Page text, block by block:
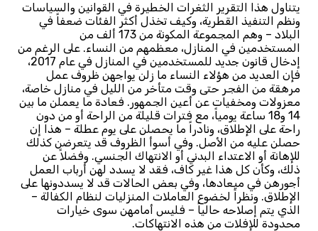
يتناول هذا التقرير الثغرات الخطيرة في القوانين والسياسات
ونظم التنفيذ القطرية، وكيف تخذل أكثر الفئات ضعفاً في
البلاد – وهم المجموعة المكونة من 173 ألف من
المستخدمين في المنازل، معظمهم من النساء. على الرغم من
إدخال قانون جديد للمستخدمين في المنازل في عام 2017،
فإن العديد من هؤلاء النساء ما زلن يواجهن ظروف عمل
مرهقة من الفجر حتى وقت متأخر من الليل في منازل خاصة،
معزولات ومخفيات عن أعين الجمهور. فعادة ما يعملن ما بين
14 و18 ساعة يومياً، مع فترات قليلة من الراحة أو من دون
راحة على الإطلاق، ونادراً ما يحصلن على يوم عطلة – هذا إن
حصلن عليه من الأصل. وفي أسوأ الظروف قد يتعرضن كذلك
للإهانة أو الاعتداء البدني أو الانتهاك الجنسي. وفضلاً عن
ذلك، وكأن كل هذا غير كاف، فقد لا يسدد لهن أرباب العمل
أجورهن في ميعادها، وفي بعض الحالات قد لا يسددونها على
الإطلاق. ونظراً لخضوع العاملات المنزليات لنظام الكفالة –
الذي يتم إصلاحه حالياً – فليس أمامهن سوى خيارات
محدودة للإفلات من هذه الانتهاكات.